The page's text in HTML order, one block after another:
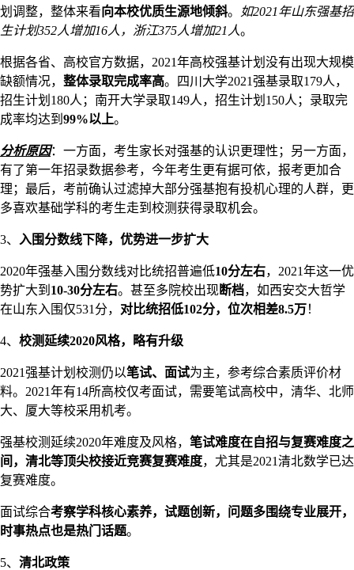
划调整，整体来看向本校优质生源地倾斜。
如2021年山东强基招
生计划352人增加16人，浙江375人增加21人。
根据各省、高校官方数据，2021年高校强基计划没有出现大规模
缺额情况， 整体录取完成率高。四川大学2021强基录取179人，
招生计划180人；南开大学录取149人，招生计划150人；录取完
成率均达到 99%以上。
分析原因：一方面，考生家长对强基的认识更理性；另一方面，
有了第一年招录数据参考，今年考生更有据可依，报考更加合
理；最后，考前确认过滤掉大部分强基抱有投机心理的人群，更
多喜欢基础学科的考生走到校测获得录取机会。
3、 入围分数线下降，优势进一步扩大
2020年强基入围分数线对比统招普遍低10分左右，2021年这一优
势扩大到 10-30分左右。甚至多院校出现断档，如西安交大哲学
在山东入围仅531分， 对比统招低102分，位次相差8.5万！
4、 校测延续2020风格，略有升级
2021强基计划校测仍以笔试、面试为主，参考综合素质评价材
料。2021年有14所高校仅考面试，需要笔试高校中，清华、北师
大、厦大等校采用机考。
强基校测延续2020年难度及风格， 笔试难度在自招与复赛难度之
间，清北等顶尖校接近竞赛复赛难度，尤其是2021清北数学已达
复赛难度。
面试综合考察学科核心素养，试题创新，问题多围绕专业展开，
时事热点也是热门话题。
5、 清北政策